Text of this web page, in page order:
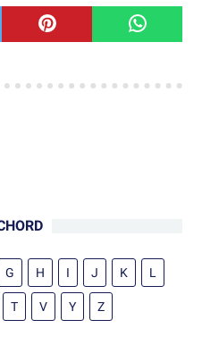
G H I J K L
T V Y Z